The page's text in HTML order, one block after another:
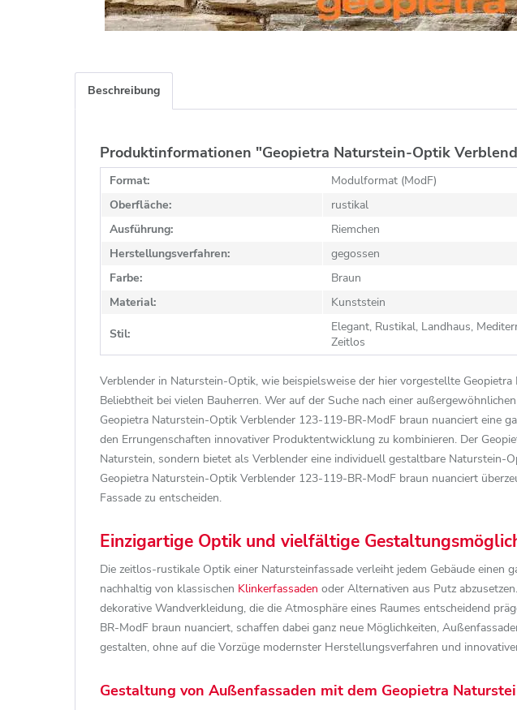
Beschreibung
Produktinformationen "Geopietra Naturstein-Optik
Format:
Modulformat (ModF)
Oberfläche:
rustikal
Ausführung:
Riemchen
Herstellungsverfahren:
gegossen
Farbe:
Braun
Material:
Kunststein
Stil:
Elegant, Rustikal, Landhaus,
Zeitlos
Verblender in Naturstein-Optik, wie beispielsweise der hier vorgestellte
Beliebtheit bei vielen Bauherren. Wer auf der Suche nach einer
Geopietra Naturstein-Optik Verblender 123-119-BR-ModF braun nuanciert eine
den Errungenschaften innovativer Produktentwicklung zu kombinieren. Der
Naturstein, sondern bietet als Verblender eine individuell gestaltbare
Geopietra Naturstein-Optik Verblender 123-119-BR-ModF braun nuanciert
Fassade zu entscheiden.
Einzigartige Optik und vielfältige
Die zeitlos-rustikale Optik einer Natursteinfassade verleiht jedem Gebäude einen
nachhaltig von klassischen Klinkerfassaden oder Alternativen aus Putz
dekorative Wandverkleidung, die die Atmosphäre eines Raumes entscheidend
BR-ModF braun nuanciert, schaffen dabei ganz neue Möglichkeiten,
gestalten, ohne auf die Vorzüge modernster Herstellungsverfahren und
Gestaltung von Außenfassaden mit dem Geopietra